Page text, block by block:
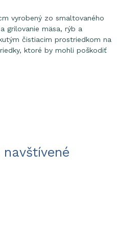
vyrobený zo smaltovaného
grilovanie mäsa, rýb a
čistiacim prostriedkom na
ktoré by mohli poškodiť
navštívené